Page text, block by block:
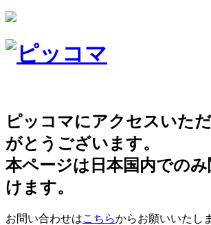
ピッコマにアクセスいた
がとうございます。
本ページは日本国内での
けます。
お問い合わせはこちらからお願いいたし